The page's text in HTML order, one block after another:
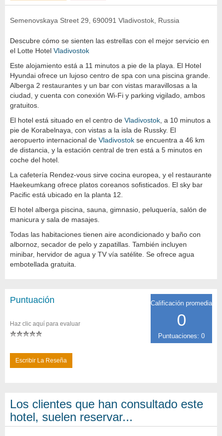
Semenovskaya Street 29, 690091 Vladivostok, Russia
Descubre cómo se sienten las estrellas con el mejor servicio en
el Lotte Hotel Vladivostok
Este alojamiento está a 11 minutos a pie de la playa. El Hotel
Hyundai ofrece un lujoso centro de spa con una piscina grande.
Alberga 2 restaurantes y un bar con vistas maravillosas a la
ciudad, y cuenta con conexión Wi-Fi y parking vigilado, ambos
gratuitos.
El hotel está situado en el centro de Vladivostok , a 10 minutos a
pie de Korabelnaya, con vistas a la isla de Russky. El
aeropuerto internacional de Vladivostok se encuentra a 46 km
de distancia, y la estación central de tren está a 5 minutos en
coche del hotel.
La cafetería Rendez-vous sirve cocina europea, y el restaurante
Haekeumkang ofrece platos coreanos sofisticados. El sky bar
Pacific está ubicado en la planta 12.
El hotel alberga piscina, sauna, gimnasio, peluquería, salón de
manicura y sala de masajes.
Todas las habitaciones tienen aire acondicionado y baño con
albornoz, secador de pelo y zapatillas. También incluyen
minibar, hervidor de agua y TV vía satélite. Se ofrece agua
embotellada gratuita.
Calificación promedia
0
Puntuaciones: 0
Puntuación
Haz clic aquí para evaluar
Escribir La Reseña
Los clientes que han consultado este
hotel, suelen reservar...